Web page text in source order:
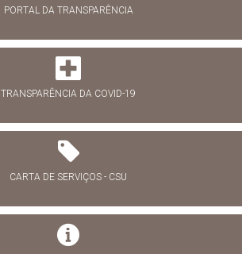
PORTAL DA TRANSPARÊNCIA
TRANSPARÊNCIA DA COVID-19
CARTA DE SERVIÇOS - CSU